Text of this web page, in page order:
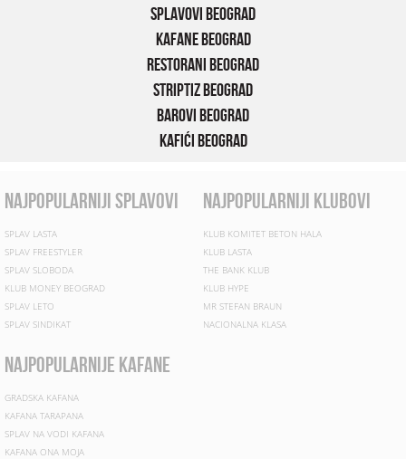
Splavovi Beograd
Kafane Beograd
Restorani Beograd
Striptiz Beograd
Barovi Beograd
Kafići Beograd
najpopularniji splavovi
SPLAV LASTA
SPLAV FREESTYLER
SPLAV SLOBODA
KLUB MONEY BEOGRAD
SPLAV LETO
SPLAV SINDIKAT
najpopularniji klubovi
KLUB KOMITET BETON HALA
KLUB LASTA
THE BANK KLUB
KLUB HYPE
MR STEFAN BRAUN
NACIONALNA KLASA
najpopularnije kafane
GRADSKA KAFANA
KAFANA TARAPANA
SPLAV NA VODI KAFANA
KAFANA ONA MOJA